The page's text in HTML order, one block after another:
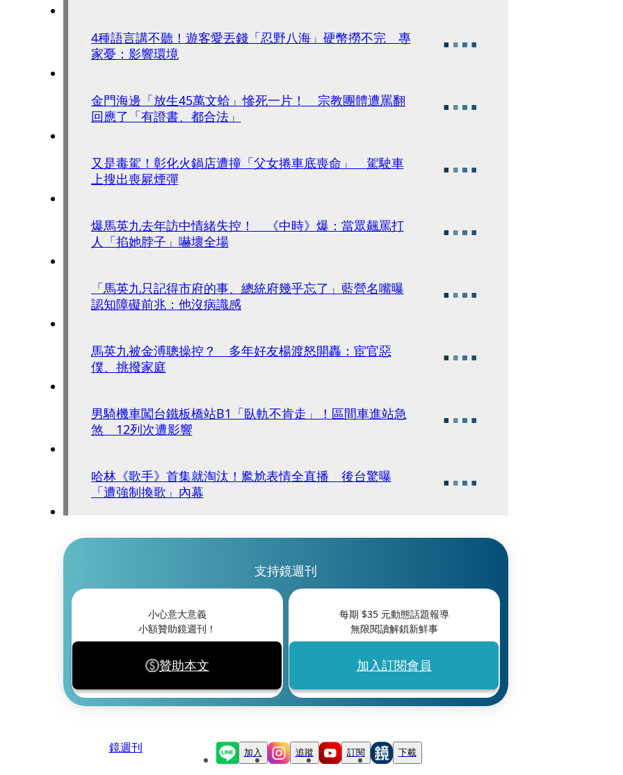
4種語言講不聽！遊客愛丟錢「忍野八海」硬幣撈不完 專
家憂：影響環境
金門海邊「放生45萬文蛤」慘死一片！ 宗教團體遭罵翻
回應了「有證書、都合法」
又是毒駕！彰化火鍋店遭撞「父女捲車底喪命」 駕駛車
上搜出喪屍煙彈
爆馬英九去年訪中情緒失控！ 《中時》爆：當眾飆罵打
人「掐她脖子」嚇壞全場
「馬英九只記得市府的事、總統府幾乎忘了」藍營名嘴曝
認知障礙前兆：他沒病識感
馬英九被金溥聰操控？ 多年好友楊渡怒開轟：宦官惡
僕、挑撥家庭
男騎機車闖台鐵板橋站B1「臥軌不肯走」！區間車進站急
煞 12列次遭影響
哈林《歌手》首集就淘汰！尷尬表情全直播 後台驚曝
「遭強制換歌」內幕
支持鏡週刊
小心意大意義
小額贊助鏡週刊！
贊助本文
每期 $35元動態話題報導
無限閱讀解鎖新鮮事
加入訂閱會員
鏡週刊 加入 追蹤 訂閱 下載